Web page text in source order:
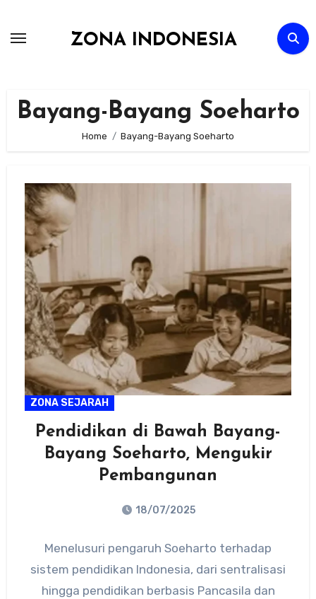
ZONA INDONESIA
Bayang-Bayang Soeharto
Home Bayang-Bayang Soeharto
ZONA SEJARAH
Pendidikan di Bawah Bayang-
Bayang Soeharto, Mengukir
Pembangunan
18/07/2025
Comments
Menelusuri pengaruh Soeharto terhadap
sistem pendidikan Indonesia, dari sentralisasi
hingga pendidikan berbasis Pancasila dan